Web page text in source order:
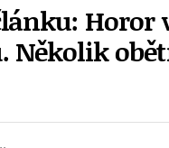
Horor
Několik